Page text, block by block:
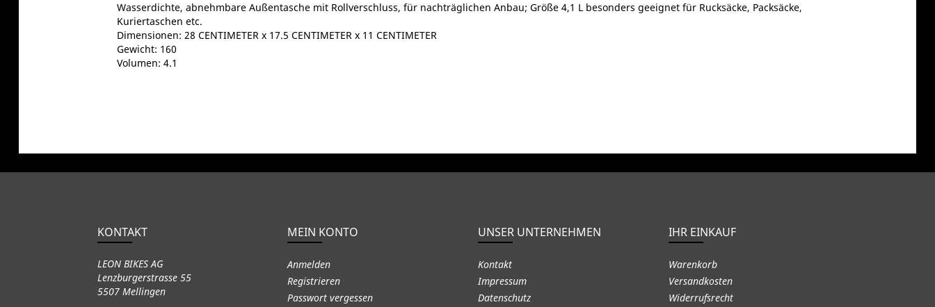
Wasserdichte, abnehmbare Außentasche mit Rollverschluss, für nachträglichen Anbau; Größe 4,1 L besonders geeignet für Rucksäcke, Packsäcke,
Kuriertaschen etc.
Dimensionen: 28 CENTIMETER x 17.5 CENTIMETER x 11 CENTIMETER
Gewicht: 160
Volumen: 4.1
KONTAKT
LEON BIKES AG
Lenzburgerstrasse 55
5507 Mellingen
MEIN KONTO
Anmelden
Registrieren
Passwort vergessen
UNSER UNTERNEHMEN
Kontakt
Impressum
Datenschutz
IHR EINKAUF
Warenkorb
Versandkosten
Widerrufsrecht